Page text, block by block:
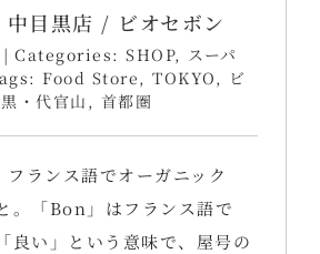
目黒店 / ビオセボン
| Categories: SHOP, スーパ
Food Store , TOKYO , ビ
・代官山 , 首都圏
フランス語でオーガニック
。「Bon」はフランス語で
良い」という意味で、屋号の